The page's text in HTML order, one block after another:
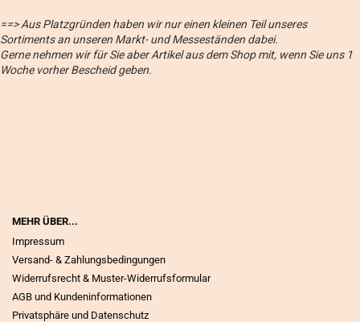
==> Aus Platzgründen haben wir nur einen kleinen Teil unseres
Sortiments an unseren Markt- und Messeständen dabei.
Gerne nehmen wir für Sie aber Artikel aus dem Shop mit, wenn Sie uns 1
Woche vorher Bescheid geben.
MEHR ÜBER...
Impressum
Versand- & Zahlungsbedingungen
Widerrufsrecht & Muster-Widerrufsformular
AGB und Kundeninformationen
Privatsphäre und Datenschutz